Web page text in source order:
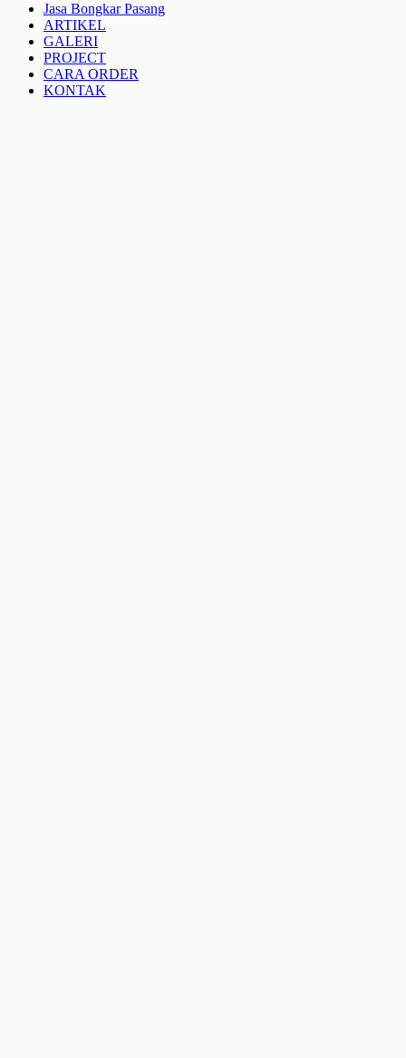
Jasa Bongkar Pasang
ARTIKEL
GALERI
PROJECT
CARA ORDER
KONTAK